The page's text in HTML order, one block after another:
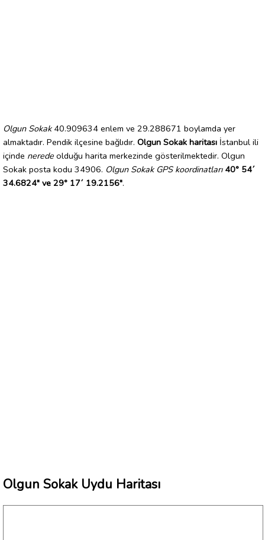
Olgun Sokak40.909634 enlem ve 29.288671 boylamda yer
almaktadır. Pendik ilçesine bağlıdır. Olgun Sokak haritası İstanbul ili
içinde nerede olduğu harita merkezinde gösterilmektedir. Olgun
Sokak posta kodu 34906. Olgun Sokak GPS koordinatları 40° 54´
34.6824" ve 29° 17´ 19.2156".
Olgun Sokak Uydu Haritası